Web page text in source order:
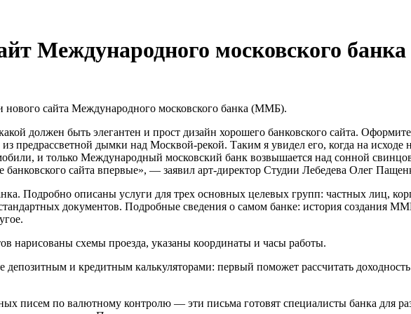
Международного московского банка
нового сайта Международного московского банка (ММБ).
должен быть элегантен и прост дизайн хорошего банковского сайта.
предрассветной дымки над Москвой-рекой. Таким я увидел его, когда на исходе
и только Международный московский банк возвышается над сонной
сайта впервые», — заявил арт-директор Студии Лебедева Олег
Подробно описаны услуги для трех основных целевых групп: частных лиц,
документов. Подробные сведения о самом банке: история создания
нарисованы схемы проезда, указаны координаты и часы работы.
и кредитным калькуляторами: первый поможет рассчитать
писем по валютному контролю — эти письма готовят специалисты банка для